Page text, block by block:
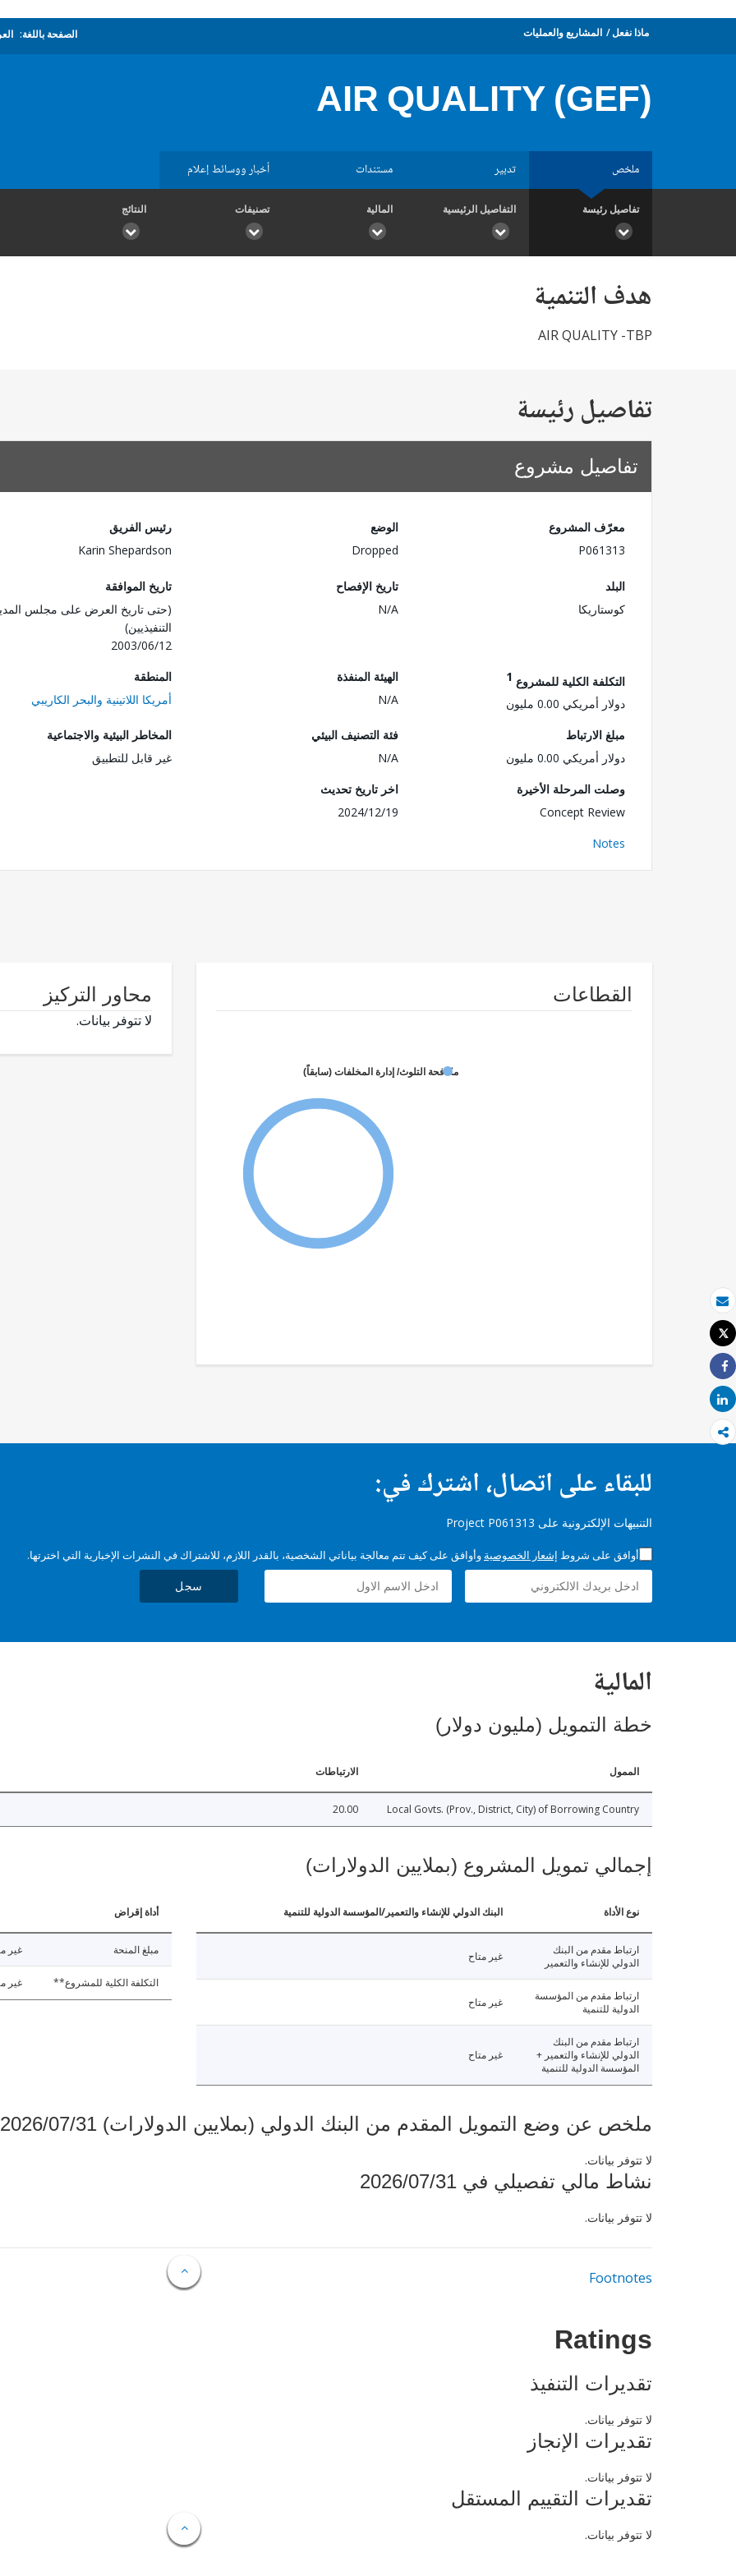
بريد الكتروني
طباعة
Tweet
Share
Share
ماذا نفعل المشاريع والعمليات الصفحة باللغة:
AIR QUALITY (GEF)
ملخص تدبير مستندات أخبار ووسائط إعلام
تفاصيل رئيسة التفاصيل الرئيسية المالية تصنيفات النتائج
هدف التنمية
AIR QUALITY -TBP
تفاصيل رئيسة
تفاصيل مشروع
معرّف المشروع
P061313
الوضع
Dropped
رئيس الفريق
Karin Shepardson
البلد
كوستاريكا
تاريخ الإفصاح
N/A
تاريخ الموافقة
(حتى تاريخ العرض على مجلس
التنفيذيين)
2003/06/12
التكلفة الكلية للمشروع 1
دولار أمريكي 0.00 مليون
الهيئة المنفذة
N/A
المنطقة
أمريكا اللاتينية والبحر الكاريبي
مبلغ الارتباط
دولار أمريكي 0.00 مليون
فئة التصنيف البيئي
N/A
المخاطر البيئية والاجتماعية
غير قابل للتطبيق
وصلت المرحلة الأخيرة
Concept Review
اخر تاريخ تحديث
2024/12/19
Notes
القطاعات
مكافحة التلوث/ إدارة المخلفات (سابقاً)
محاور التركيز
لا تتوفر بيانات.
للبقاء على اتصال، اشترك في:
التنبيهات الإلكترونية على Project P061313
أوافق على شروط إشعار الخصوصية وأوافق على كيف تتم معالجة بياناتي الشخصية، بالقدر اللازم، للاشتراك في النشرات الإخبارية التي اخترتها.
سجل
المالية
خطة التمويل (مليون دولار)
الممول الارتباطات
Local Govts. (Prov., District, City) of Borrowing Country
20.00
إجمالي تمويل المشروع (بملايين الدولارات)
نوع الأداة البنك الدولي للإنشاء والتعمير/المؤسسة الدولية للتنمية
ارتباط مقدم من البنك
الدولي للإنشاء والتعمير
غير متاح
ارتباط مقدم من المؤسسة
الدولية للتنمية
غير متاح
ارتباط مقدم من البنك
الدولي للإنشاء والتعمير +
المؤسسة الدولية للتنمية
غير متاح
أداة إقراض
مبلغ المنحة غير
التكلفة الكلية للمشروع** غير
ملخص عن وضع التمويل المقدم من البنك الدولي (بملايين الدولارات) 2026/07/31
لا تتوفر بيانات.
نشاط مالي تفصيلي في 2026/07/31
لا تتوفر بيانات.
Footnotes
Ratings
تقديرات التنفيذ
لا تتوفر بيانات.
تقديرات الإنجاز
لا تتوفر بيانات.
تقديرات التقييم المستقل
لا تتوفر بيانات.